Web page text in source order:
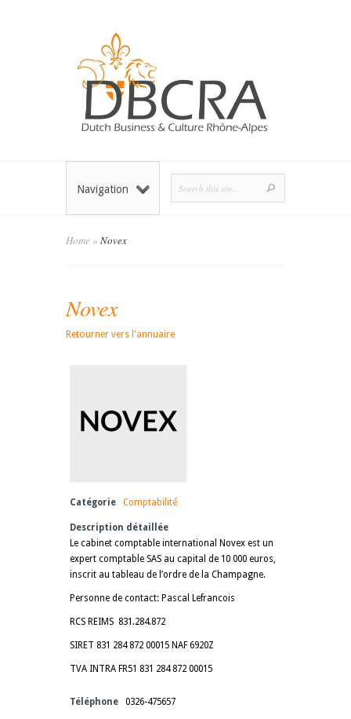
Navigation
Home » Novex
Novex
Retourner vers l'annuaire
Catégorie Comptabilité
Description détaillée
Le cabinet comptable international Novex est un
expert comptable SAS au capital de 10 000 euros,
inscrit au tableau de l’ordre de la Champagne.
Personne de contact: Pascal Lefrancois
RCS REIMS 831.284.872
SIRET 831 284 872 00015 NAF 6920Z
TVA INTRA FR51 831 284 872 00015
Téléphone 0326-475657